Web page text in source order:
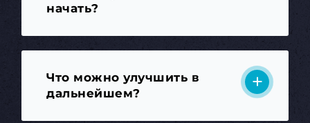
начать?
Что можно улучшить в
дальнейшем?